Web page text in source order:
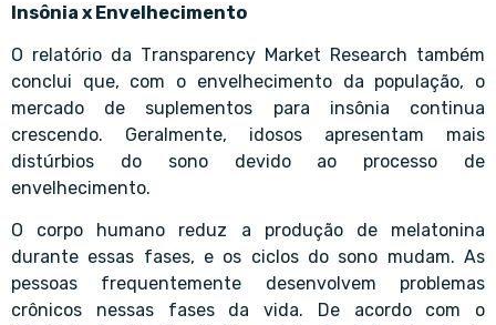
Insônia x Envelhecimento
O relatório da Transparency Market Research também
conclui que, com o envelhecimento da população, o
mercado de suplementos para insônia continua
crescendo. Geralmente, idosos apresentam mais
distúrbios do sono devido ao processo de
envelhecimento.
O corpo humano reduz a produção de melatonina
durante essas fases, e os ciclos do sono mudam. As
pessoas frequentemente desenvolvem problemas
crônicos nessas fases da vida. De acordo com o